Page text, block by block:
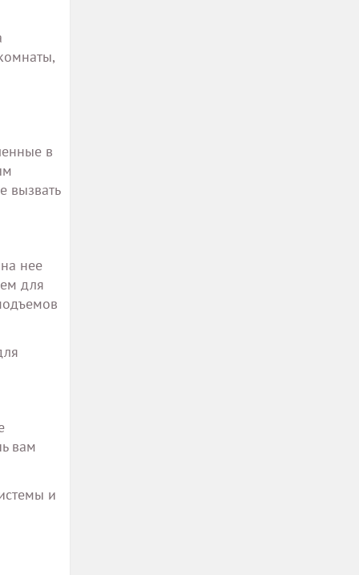
в
вызвать
нее
для
вам
и